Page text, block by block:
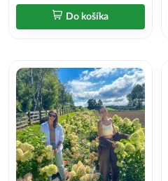
Do košíka